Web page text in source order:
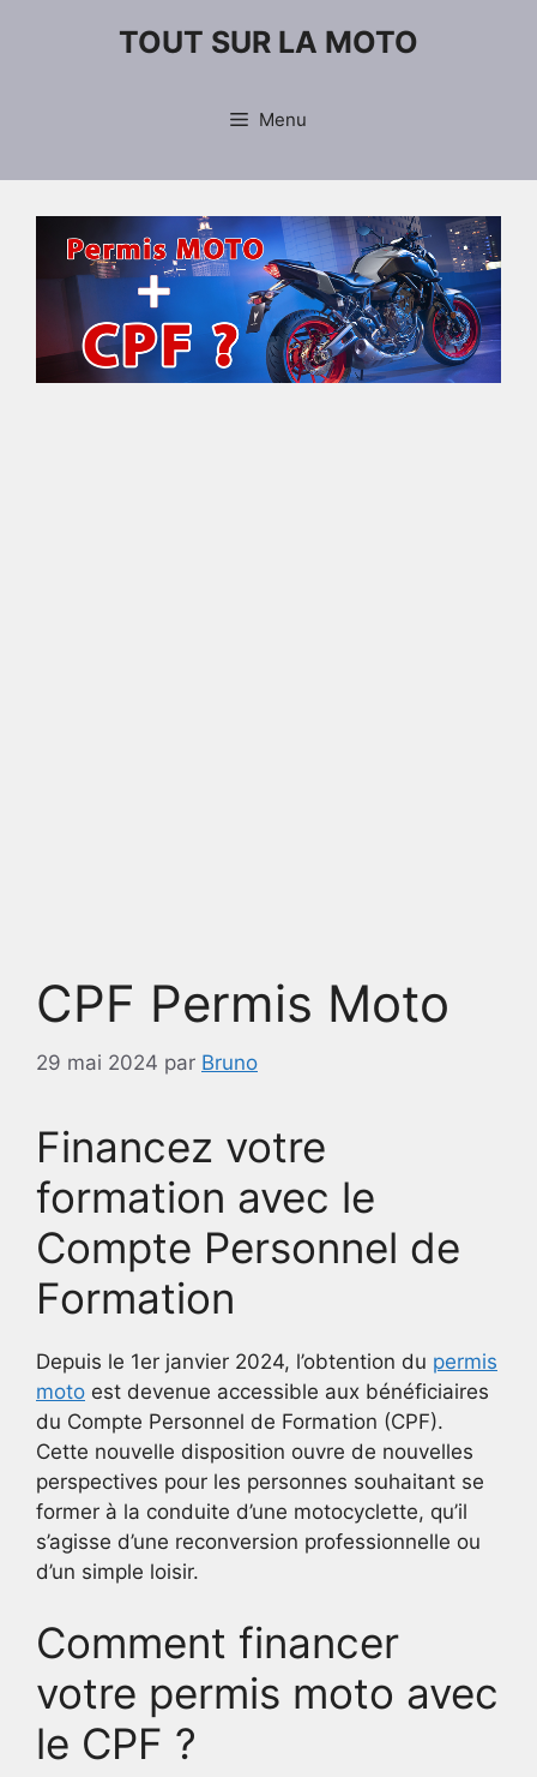
TOUT SUR LA MOTO
Menu
CPF Permis Moto
29 mai 2024 par Bruno
Financez votre
formation avec le
Compte Personnel de
Formation
Depuis le 1er janvier 2024, l’obtention du permis
moto est devenue accessible aux bénéficiaires
du Compte Personnel de Formation (CPF).
Cette nouvelle disposition ouvre de nouvelles
perspectives pour les personnes souhaitant se
former à la conduite d’une motocyclette, qu’il
s’agisse d’une reconversion professionnelle ou
d’un simple loisir.
Comment financer
votre permis moto avec
le CPF ?